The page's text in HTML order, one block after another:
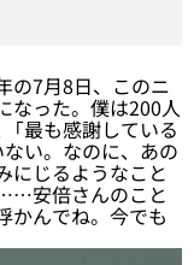
7月8日、このニ
なった。僕は200人
最も感謝している
い。なのに、あの
にじるようなこと
安倍さんのこと
かんでね。今でも